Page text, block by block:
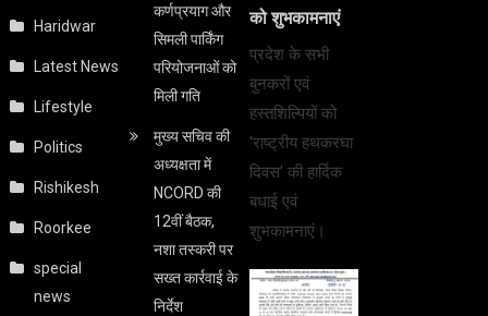
Haridwar
Latest News
Lifestyle
Politics
Rishikesh
Roorkee
special
news
कर्णप्रयाग और
सिमली पार्किंग
परियोजनाओं को
मिली गति
मुख्य सचिव की
अध्यक्षता में
NCORD की
12वीं बैठक,
नशा तस्करी पर
सख्त कार्रवाई के
निर्देश
को शुभकामनाएं
प्रदेश के सभी
बुनकरों एवं
हस्तशिल्पियों को
‘राष्ट्रीय हथकरघा
दिवस’ की हार्दिक
बधाई एवं
शुभकामनाएं।